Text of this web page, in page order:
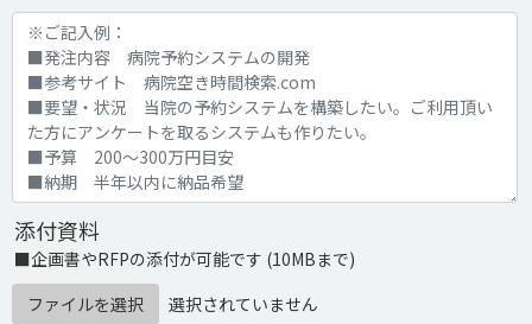
添付資料
■企画書やRFPの添付が可能です (10MBまで)
ファイルを選択
選択されていません